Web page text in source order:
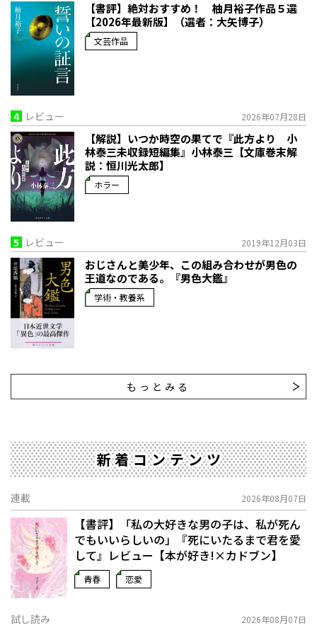
【書評】絶対おすすめ！ 柚月裕子作品５選
【2026年最新版】（選者：大矢博子）
文芸作品
4 レビュー 2026年07月28日
【解説】いつか時空の果てで――『此方より 小
林泰三未収録短編集』小林泰三【文庫巻末解
説：恒川光太郎】
ホラー
5 レビュー 2019年12月03日
おじさんと美少年、この組み合わせが男色の
王道なのである。『男色大鑑』
学術・教養系
もっとみる
新着コンテンツ
連載 2026年08月07日
【書評】「私の大好きな男の子は、私が死ん
でもいいらしいの」――『死にいたるまで君を愛
して』レビュー【本が好き!×カドブン】
青春 恋愛
試し読み 2026年08月07日